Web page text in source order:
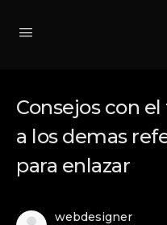
Consejos con
a los demas
para enlazar
webdesigner